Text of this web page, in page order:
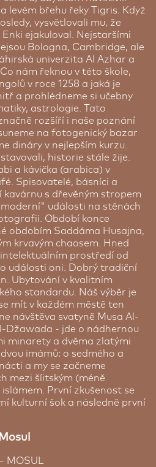
Pokud druhá osoba na
v rámci doplatku nutné
1 pokoj.
Cena od:18 980 Kč
v nedaleké
Použijte následující
rezervace/?
SEN830a zajistěte si
dobu, kterou budete trávit
závisí na délce vašeho
a aktuální sazby
stránkách. O vaše auto
vy si užijete svou cestu
Cena dle délky parkování
levém břehu řeky Tigris. Když
vysvětlovali mu, že
Enki ejakuloval. Nejstaršími
Bologna, Cambridge, ale
univerzita Al Azhar a
nám řeknou v této škole,
v roce 1258 a jaká je
a prohlédneme si učebny
astrologie. Tato
rozšíří i naše poznání
na fotogenický bazar
dináry v nejlepším kurzu.
historie stále žije.
a kávička (arabica) v
Spisovatelé, básníci a
kavárnu s dřevěným stropem
události na stěnách
Období konce
obdobím Saddáma Husajna,
krvavým chaosem. Hned
prostředí od
události oni. Dobrý tradiční
Ubytování v kvalitním
standardu. Náš výběr je
mít v každém městě ten
návštěva svatyně Musa Al-
Džawada - jde o nádhernou
minarety a dvěma zlatými
imámů: o sedmého a
a my se začneme
mezi šíitským (méně
První zkušenost se
kulturní šok a následně první
MOSUL